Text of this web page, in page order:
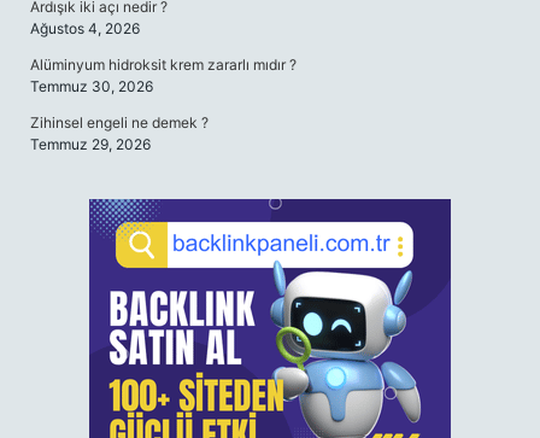
Ardışık iki açı nedir ?
Ağustos 4, 2026
Alüminyum hidroksit krem zararlı mıdır ?
Temmuz 30, 2026
Zihinsel engeli ne demek ?
Temmuz 29, 2026